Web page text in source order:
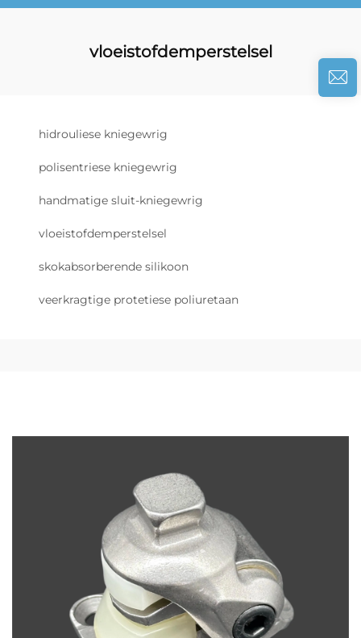
vloeistofdemperstelsel
hidrouliese kniegewrig
polisentriese kniegewrig
handmatige sluit-kniegewrig
vloeistofdemperstelsel
skokabsorberende silikoon
veerkragtige protetiese poliuretaan